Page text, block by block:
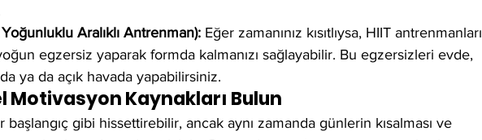
Aralıklı Antrenman): Eğer zamanınız kısıtlıysa, HIIT antrenmanları
egzersiz yaparak formda kalmanızı sağlayabilir. Bu egzersizleri evde,
ya da açık havada yapabilirsiniz.
Motivasyon Kaynakları Bulun
gibi hissettirebilir, ancak aynı zamanda günlerin kısalması ve